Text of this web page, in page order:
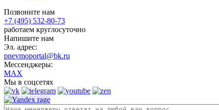
Позвоните нам
+7 (495) 532-80-73
работаем круглосуточно
Напишите нам
Эл. адрес:
pnevmoportal@bk.ru
Мессенджеры:
MAX
Мы в соцсетях